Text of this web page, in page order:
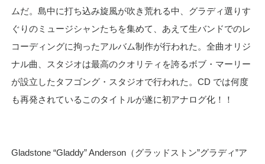
ムだ。島中に打ち込み旋風が吹き荒れる中、グラディ選りす
ぐりのミュージシャンたちを集めて、あえて生バンドでのレ
コーディングに拘ったアルバム制作が行われた。全曲オリジ
ナル曲、スタジオは最高のクオリティを誇るボブ・マーリー
が設立したタフゴング・スタジオで行われた。CD では何度
も再発されているこのタイトルが遂に初アナログ化！！
Gladstone “Gladdy” Anderson（グラッドストン”グラディ”ア